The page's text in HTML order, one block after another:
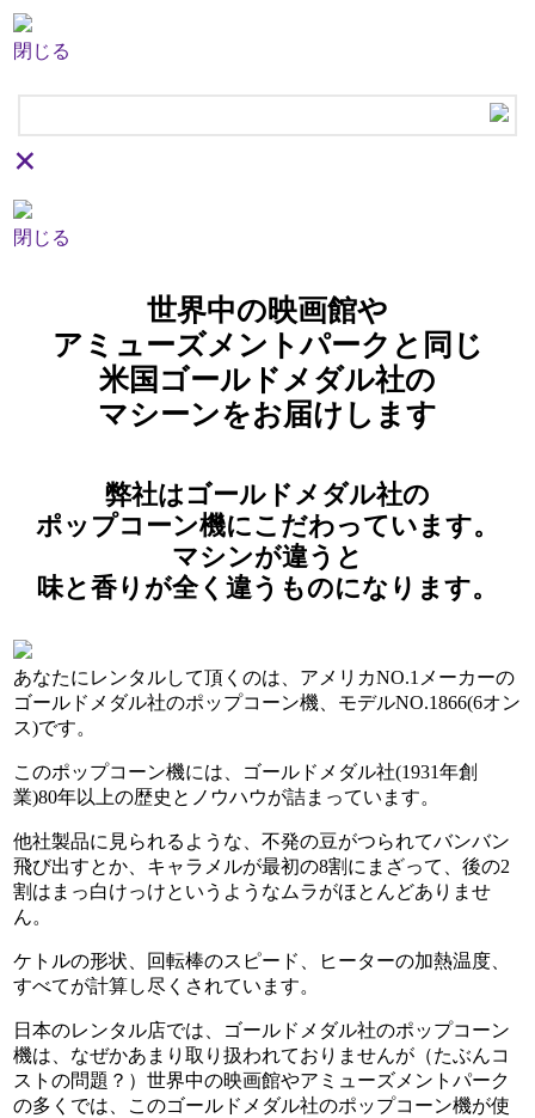
閉じる
×
閉じる
世界中の映画館や
アミューズメントパークと同じ
米国ゴールドメダル社の
マシーンをお届けします
弊社はゴールドメダル社の
ポップコーン機にこだわっています。
マシンが違うと
味と香りが全く違うものになります。
あなたにレンタルして頂くのは、アメリカNO.1メーカーの
ゴールドメダル社のポップコーン機、モデルNO.1866(6オン
ス)です。
このポップコーン機には、ゴールドメダル社(1931年創
業)80年以上の歴史とノウハウが詰まっています。
他社製品に見られるような、不発の豆がつられてバンバン
飛び出すとか、キャラメルが最初の8割にまざって、後の2
割はまっ白けっけというようなムラがほとんどありませ
ん。
ケトルの形状、回転棒のスピード、ヒーターの加熱温度、
すべてが計算し尽くされています。
日本のレンタル店では、ゴールドメダル社のポップコーン
機は、なぜかあまり取り扱われておりませんが（たぶんコ
ストの問題？）世界中の映画館やアミューズメントパーク
の多くでは、このゴールドメダル社のポップコーン機が使